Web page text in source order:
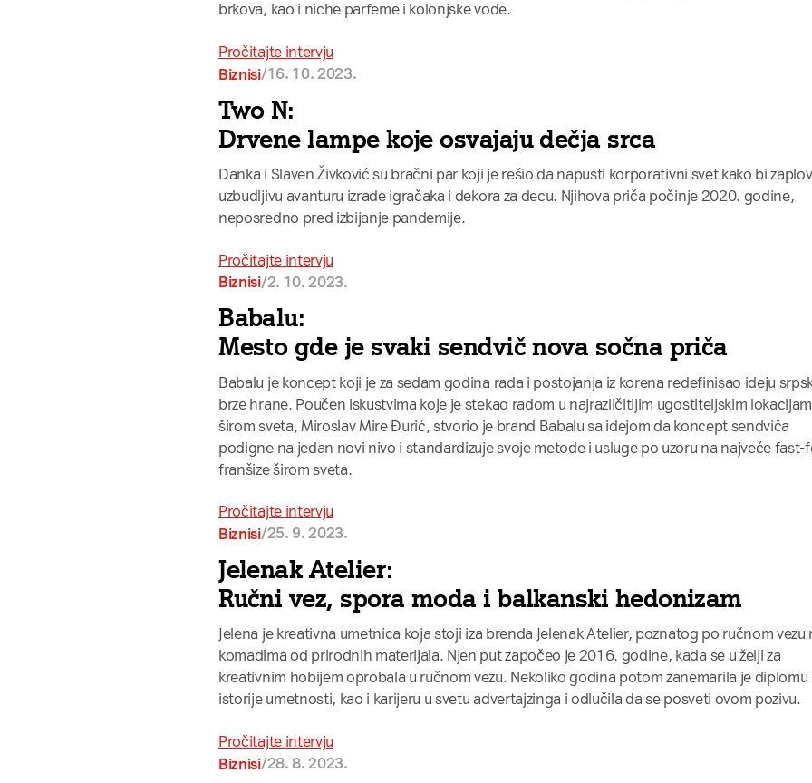
brkova, kao i niche parfeme i kolonjske vode.
Pročitajte intervju
Biznisi/16. 10. 2023.
Two N:
Drvene lampe koje osvajaju dečja srca
Danka i Slaven Živković su bračni par koji je rešio da napusti korporativni svet kako bi
uzbudljivu avanturu izrade igračaka i dekora za decu. Njihova priča počinje 2020. godine,
neposredno pred izbijanje pandemije.
Pročitajte intervju
Biznisi/2. 10. 2023.
Babalu:
Mesto gde je svaki sendvič nova sočna priča
Babalu je koncept koji je za sedam godina rada i postojanja iz korena redefinisao ideju
brze hrane. Poučen iskustvima koje je stekao radom u najrazličitijim ugostiteljskim
širom sveta, Miroslav Mire Đurić, stvorio je brand Babalu sa idejom da koncept sendviča
podigne na jedan novi nivo i standardizuje svoje metode i usluge po uzoru na najveće fast-
franšize širom sveta.
Pročitajte intervju
Biznisi/25. 9. 2023.
Jelenak Atelier:
Ručni vez, spora moda i balkanski hedonizam
Jelena je kreativna umetnica koja stoji iza brenda Jelenak Atelier, poznatog po ručnom vezu
komadima od prirodnih materijala. Njen put započeo je 2016. godine, kada se u želji za
kreativnim hobijem oprobala u ručnom vezu. Nekoliko godina potom zanemarila je diplomu
istorije umetnosti, kao i karijeru u svetu advertajzinga i odlučila da se posveti ovom pozivu.
Pročitajte intervju
Biznisi/28. 8. 2023.